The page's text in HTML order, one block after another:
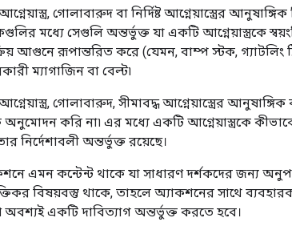
গোলাবারুদ বা নির্দিষ্ট আগ্নেয়াস্ত্রের
মধ্যে সেগুলি অন্তর্ভুক্ত যা একটি
আগুনে রূপান্তরিত করে (যেমন, বাম্প স্টক,
ম্যাগাজিন বা বেল্ট৷
গোলাবারুদ, সীমাবদ্ধ আগ্নেয়াস্ত্রের
করি না৷ এর মধ্যে একটি আগ্নেয়াস্ত্রকে কীভাবে
নির্দেশাবলী অন্তর্ভুক্ত রয়েছে।
এমন কন্টেন্ট থাকে যা সাধারণ দর্শকদের জন্য
বিষয়বস্তু থাকে, তাহলে অ্যাকশনের সাথে
অবশ্যই একটি দাবিত্যাগ অন্তর্ভুক্ত করতে হবে।